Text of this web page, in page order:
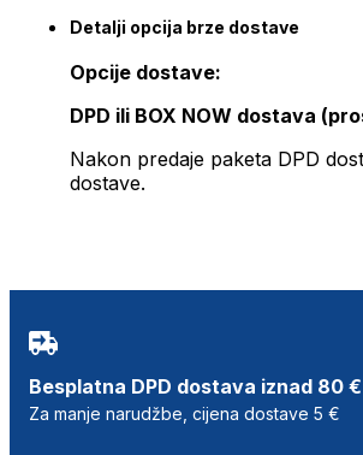
Detalji opcija brze dostave
Opcije dostave:
DPD ili BOX NOW dostava
Nakon predaje paketa DPD
dostave.
Besplatna DPD dostava iznad 80 €
Za manje narudžbe, cijena dostave 5 €